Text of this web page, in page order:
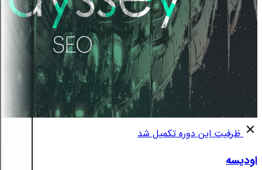
ظرفیت این دوره تکمیل شد
اودیسه